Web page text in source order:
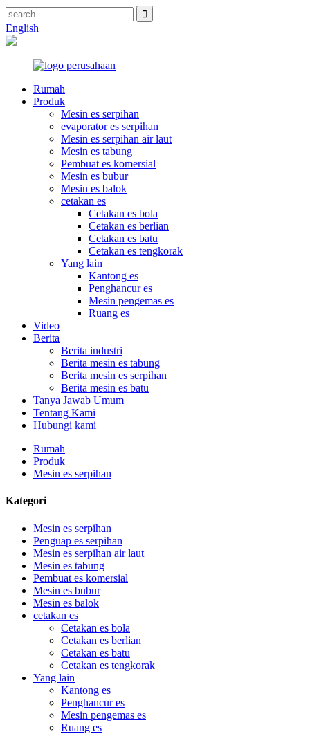
English
Rumah
Produk
Mesin es serpihan
evaporator es serpihan
Mesin es serpihan air laut
Mesin es tabung
Pembuat es komersial
Mesin es bubur
Mesin es balok
cetakan es
Cetakan es bola
Cetakan es berlian
Cetakan es batu
Cetakan es tengkorak
Yang lain
Kantong es
Penghancur es
Mesin pengemas es
Ruang es
Video
Berita
Berita industri
Berita mesin es tabung
Berita mesin es serpihan
Berita mesin es batu
Tanya Jawab Umum
Tentang Kami
Hubungi kami
Rumah
Produk
Mesin es serpihan
Kategori
Mesin es serpihan
Penguap es serpihan
Mesin es serpihan air laut
Mesin es tabung
Pembuat es komersial
Mesin es bubur
Mesin es balok
cetakan es
Cetakan es bola
Cetakan es berlian
Cetakan es batu
Cetakan es tengkorak
Yang lain
Kantong es
Penghancur es
Mesin pengemas es
Ruang es